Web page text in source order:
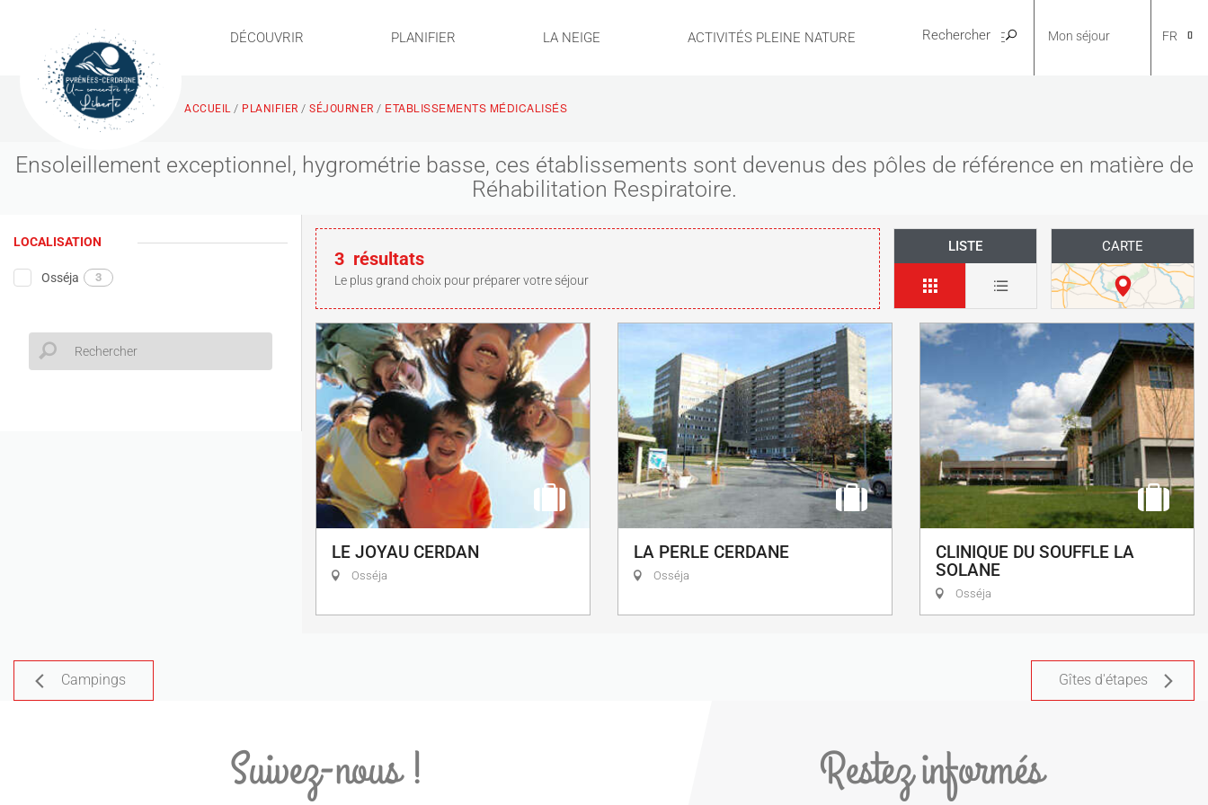
DÉCOUVRIR PLANIFIER LA NEIGE ACTIVITÉS PLEINE NATURE PRATIQUE
EN
FR
ES
Mon séjour
ACCUEIL / PLANIFIER / SÉJOURNER / ETABLISSEMENTS MÉDICALISÉS
Ensoleillement exceptionnel, hygrométrie basse, ces établissements sont devenus des pôles de référence en matière de
Réhabilitation Respiratoire.
LOCALISATION
Osséja 3
3 résultats
Le plus grand choix pour préparer votre séjour
LISTE CARTE
LE JOYAU CERDAN
Osséja
LA PERLE CERDANE
Osséja
CLINIQUE DU SOUFFLE LA
SOLANE
Osséja
Campings Gîtes d'étapes
Suivez-nous ! Restez informés